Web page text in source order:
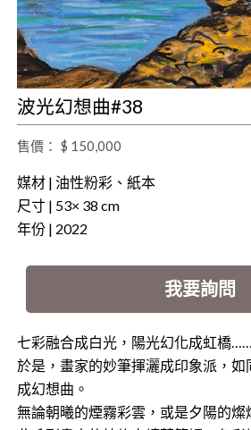
波光幻想曲#38
售價： $ 150,000
媒材 | 油性粉彩、紙本
尺寸 | 53× 38 cm
年份 | 2022
我要詢問
七彩融合成白光，陽光幻化成虹橋……
於是，畫家的妙筆揮灑成印象派，
成幻想曲。
無論朝曦的煙霧彩雲，或是夕陽的燦